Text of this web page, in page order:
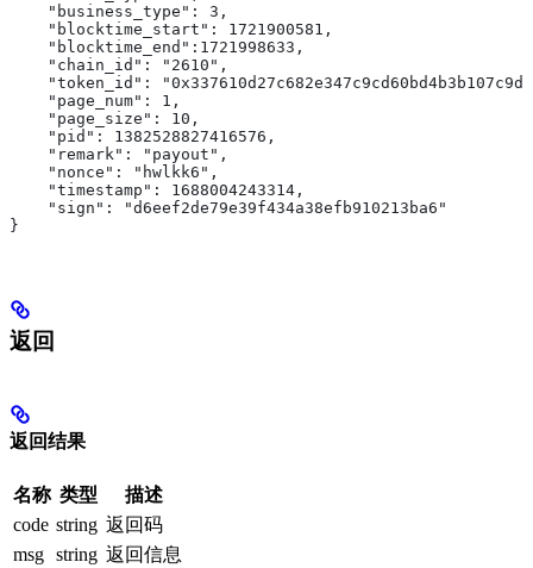
    "business_type": 3,
    "blocktime_start": 1721900581,
    "blocktime_end":1721998633,
    "chain_id": "2610",
"token_id":
    "page_num": 1,
    "page_size": 10,
    "pid": 1382528827416576,
    "remark": "payout",
    "nonce": "hwlkk6",
    "timestamp": 1688004243314,
    "sign": "d6eef2de79e39f434a38efb910213ba6"
}
返回
返回结果
名称 类型
描述
code string 返回码
msg string 返回信息